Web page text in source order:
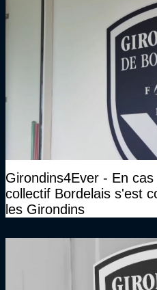
Girondins4Ever - En
collectif Bordelais s'est
les Girondins